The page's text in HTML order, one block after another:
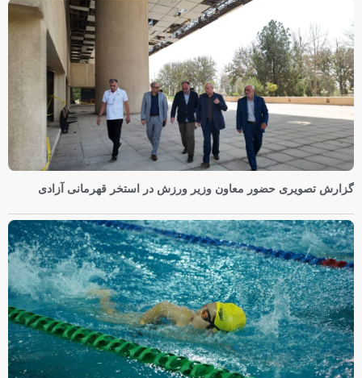
گزارش تصویری حضور معاون وزیر ورزش در استخر قهرمانی آزادی